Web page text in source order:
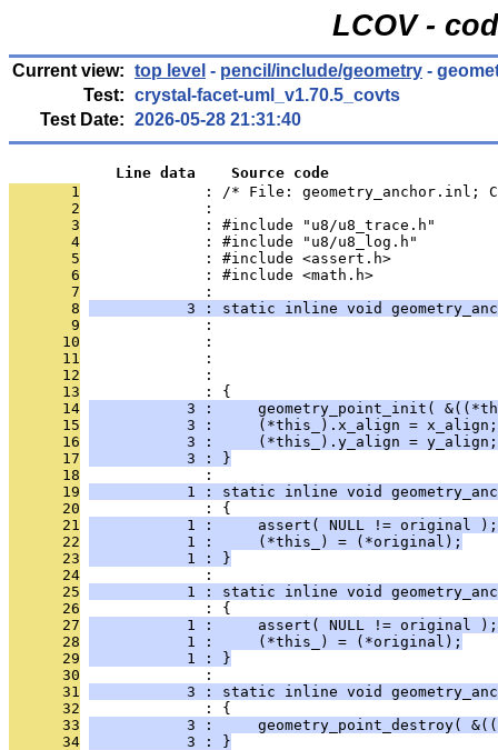
LCOV -
Current view: top level - pencil/include/geometry -
Test: crystal-facet-uml_v1.70.5_covts
Test Date: 2026-05-28 21:31:40
            Line data    Source code
       1
: /* File: geometry_anchor.inl;
       2
              :
       3
              : #include "u8/u8_trace.h"
       4
              : #include "u8/u8_log.h"
       5
              : #include <assert.h>
       6
              : #include <math.h>
       7
              :
       8
3 : static inline void
       9
:
      10
:
      11
:
      12
:
      13
              : {
      14
3 :     geometry_point_init(
      15
           3 :     (*this_).x_align = x_align;
      16
           3 :     (*this_).y_align = y_align;
      17
           3 : }
      18
              :
      19
1 : static inline void
      20
              : {
      21
           1 :     assert( NULL != original );
      22
           1 :     (*this_) = (*original);
      23
           1 : }
      24
              :
      25
1 : static inline void
      26
              : {
      27
           1 :     assert( NULL != original );
      28
           1 :     (*this_) = (*original);
      29
           1 : }
      30
              :
      31
3 : static inline void
      32
              : {
      33
3 :     geometry_point_destroy(
      34
           3 : }